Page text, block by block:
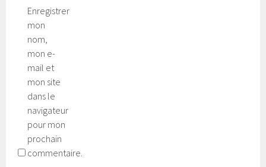
Enregistrer
mon
nom,
mon e-
mail et
mon site
dans le
navigateur
pour mon
prochain
commentaire.